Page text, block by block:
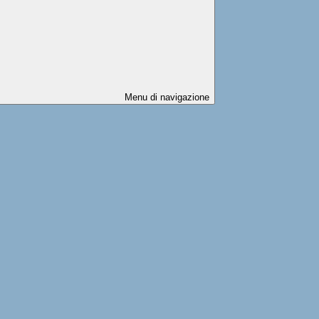
Menu di navigazione